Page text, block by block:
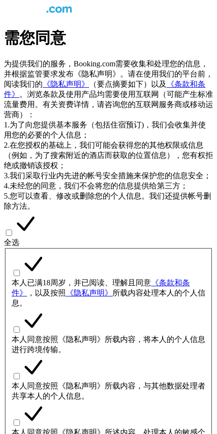
需您同意
为提供我们的服务，Booking.com需要收集和处理您的信息，
并根据监管要求发布《隐私声明》。请在使用我们的平台前，
阅读我们的 《隐私声明》 （要点摘要如下）以及
《条款和条
件》
。浏览条款及使用产品均需要使用互联网（可能产生标准
流量费用。有关资费详情，请咨询您的互联网服务商或移动运
营商）：
1.为了向您提供基本服务（包括住宿预订)，我们会收集并使
用您的必要的个人信息；
2.在您授权的基础上，我们可能会获得您的其他权限或信息
（例如，为了搜索附近的酒店而获取的位置信息），您有权拒
绝或撤销该授权；
3.我们采取行业内先进的帐号安全措施来保护您的信息安全；
4.未经您的同意，我们不会将您的信息提供给第三方；
5.您可以查看、修改或删除您的个人信息。我们还提供帐号删
除方法。
全选
本人已满18周岁，并已阅读、理解且同意 《条款和条
件》
，以及按照 《隐私声明》
所载内容处理本人的个人信
息。
本人同意按照《隐私声明》所载内容，将本人的个人信息
进行跨境传输。
本人同意按照《隐私声明》所载内容，与其他数据处理者
共享本人的个人信息。
本人同意按照《隐私声明》所述内容，处理本人的敏感个